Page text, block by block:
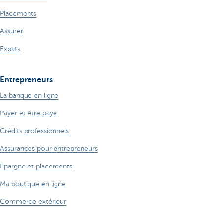
Placements
Assurer
Expats
Entrepreneurs
La banque en ligne
Payer et être payé
Crédits professionnels
Assurances pour entrepreneurs
Epargne et placements
Ma boutique en ligne
Commerce extérieur